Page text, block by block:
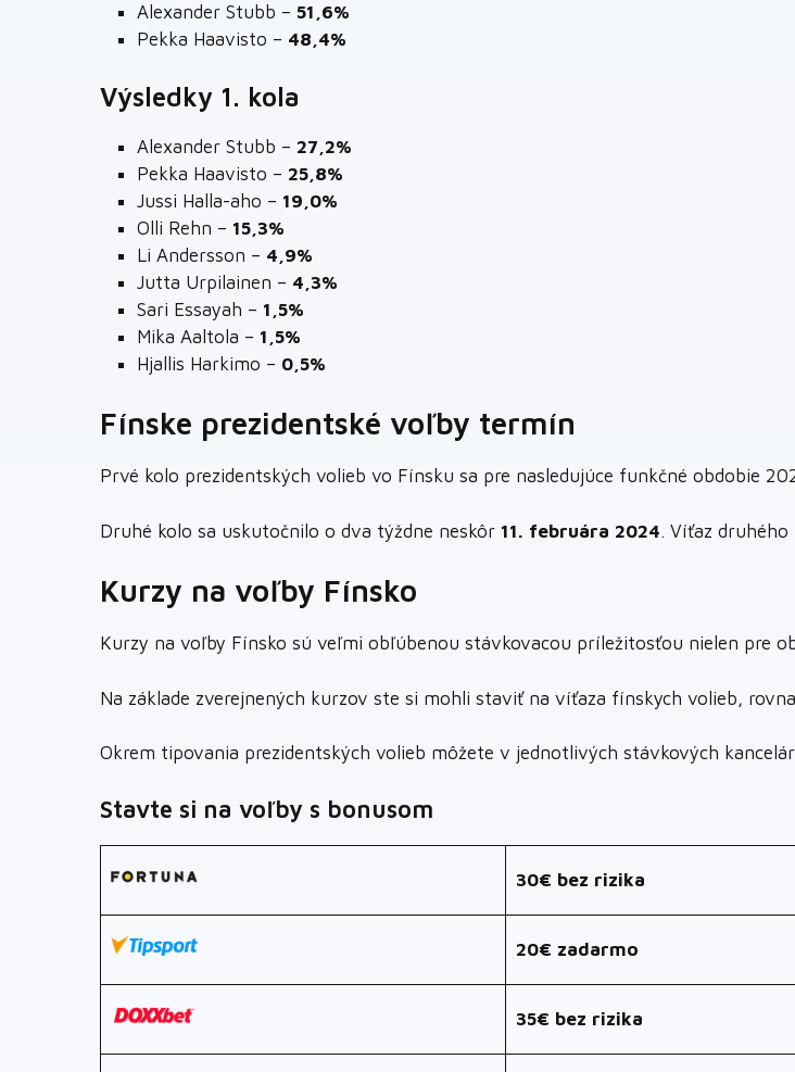
Alexander Stubb – 51,6%
Pekka Haavisto – 48,4%
Výsledky 1. kola
Alexander Stubb – 27,2%
Pekka Haavisto – 25,8%
Jussi Halla-aho – 19,0%
Olli Rehn – 15,3%
Li Andersson – 4,9%
Jutta Urpilainen – 4,3%
Sari Essayah – 1,5%
Mika Aaltola – 1,5%
Hjallis Harkimo – 0,5%
Fínske prezidentské voľby termín
Prvé kolo prezidentských volieb vo Fínsku sa pre nasledujúce funkčné obdobie
Druhé kolo sa uskutočnilo o dva týždne neskôr 11. februára 2024. Víťaz
Kurzy na voľby Fínsko
Kurzy na voľby Fínsko sú veľmi obľúbenou stávkovacou príležitosťou nielen pre
Na základe zverejnených kurzov ste si mohli staviť na víťaza fínskych volieb,
Okrem tipovania prezidentských volieb môžete v jednotlivých stávkových
Stavte si na voľby s bonusom
30€ bez rizika
20€ zadarmo
35€ bez rizika